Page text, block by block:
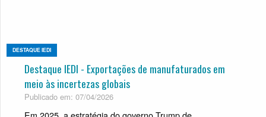
DESTAQUE IEDI
Destaque IEDI - Exportações de manufaturados em
meio às incertezas globais
Publicado em: 07/04/2026